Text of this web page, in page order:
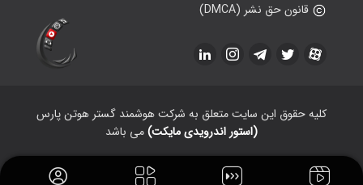
قانون حق نشر (DMCA)
کلیه حقوق این سایت متعلق به شرکت هوشمند گستر هوتن پارس
(استور اندرویدی مایکت)می باشد